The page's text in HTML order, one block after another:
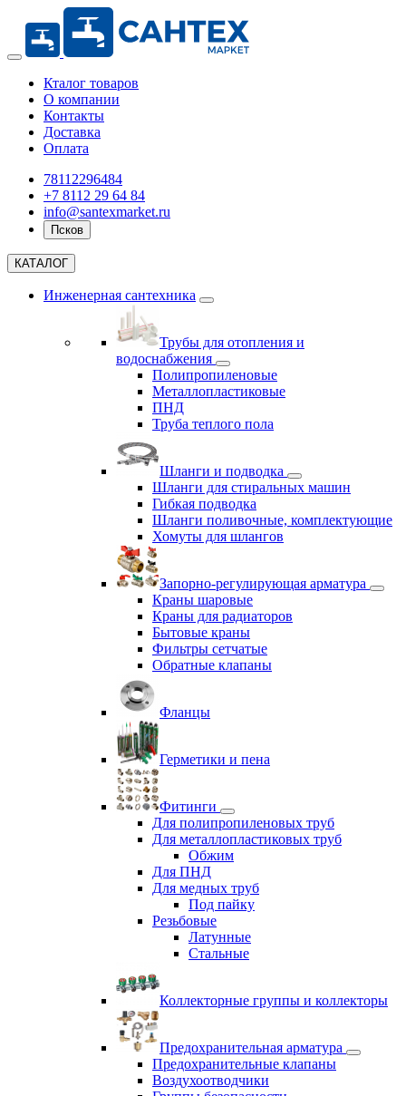
Кталог товаров
О компании
Контакты
Доставка
Оплата
78112296484
+7 8112 29 64 84
info@santexmarket.ru
Псков
КАТАЛОГ
Инженерная сантехника
Трубы для отопления и
водоснабжения
Полипропиленовые
Металлопластиковые
ПНД
Труба теплого пола
Шланги и подводка
Шланги для стиральных машин
Гибкая подводка
Шланги поливочные, комплектующие
Хомуты для шлангов
Запорно-регулирующая арматура
Краны шаровые
Краны для радиаторов
Бытовые краны
Фильтры сетчатые
Обратные клапаны
Фланцы
Герметики и пена
Фитинги
Для полипропиленовых труб
Для металлопластиковых труб
Обжим
Для ПНД
Для медных труб
Под пайку
Резьбовые
Латунные
Cтальные
Коллекторные группы и коллекторы
Предохранительная арматура
Предохранительные клапаны
Воздухоотводчики